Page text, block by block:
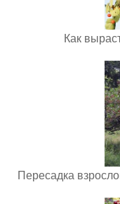
Как
Пересадка